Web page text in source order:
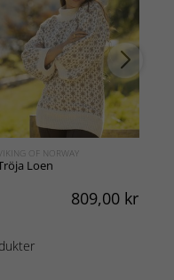
VIKING OF NORWAY
Loen
809,00 kr